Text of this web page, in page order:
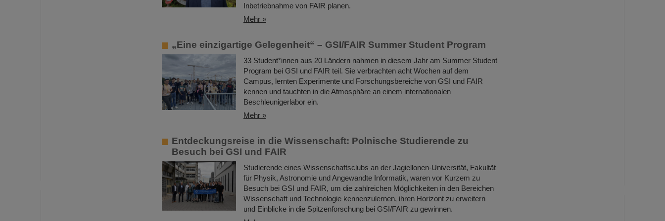
Inbetriebnahme von FAIR planen.
Mehr »
„Eine einzigartige Gelegenheit“ – GSI/FAIR Summer Student Program
33 Student*innen aus 20 Ländern nahmen in diesem Jahr am Summer Student
Program bei GSI und FAIR teil. Sie verbrachten acht Wochen auf dem
Campus, lernten Experimente und Forschungsbereiche von GSI und FAIR
kennen und tauchten in die Atmosphäre an einem internationalen
Beschleunigerlabor ein.
Mehr »
Entdeckungsreise in die Wissenschaft: Polnische Studierende zu
Besuch bei GSI und FAIR
Studierende eines Wissenschaftsclubs an der Jagiellonen-Universität, Fakultät
für Physik, Astronomie und Angewandte Informatik, waren vor Kurzem zu
Besuch bei GSI und FAIR, um die zahlreichen Möglichkeiten in den Bereichen
Wissenschaft und Technologie kennenzulernen, ihren Horizont zu erweitern
und Einblicke in die Spitzenforschung bei GSI/FAIR zu gewinnen.